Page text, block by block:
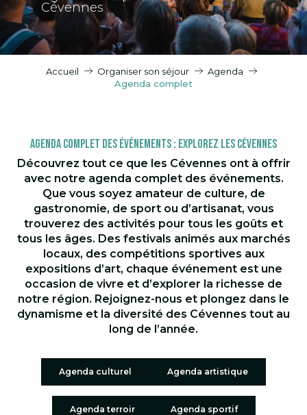
Cévennes
Accueil Organiser son séjour
Agenda
Agenda complet
Agenda Complet des Événements : Explorez les Cévennes
Découvrez tout ce que les Cévennes ont à offrir
avec notre agenda complet des événements.
Que vous soyez amateur de culture, de
gastronomie, de sport ou d’artisanat, vous
trouverez des activités pour tous les goûts et
tous les âges. Des festivals animés aux marchés
locaux, des compétitions sportives aux
expositions d’art, chaque événement est une
occasion de vivre et d’explorer la richesse de
notre région. Rejoignez-nous et plongez dans le
dynamisme et la diversité des Cévennes tout au
long de l’année.
Agenda culturel Agenda artistique
Agenda terroir Agenda sportif